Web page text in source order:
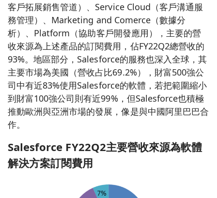
客戶拓展銷售管道）、Service Cloud（客戶溝通服
務管理）、Marketing and Comerce（數據分
析）、Platform（協助客戶開發應用），主要的營
收來源為上述產品的訂閱費用，佔FY22Q2總營收的
93%。地區部分，Salesforce的服務也深入全球，其
主要市場為美國（營收占比69.2%），財富500強公
司中有近83%使用Salesforce的軟體，若把範圍縮小
到財富100強公司則有近99%，但Salesforce也積極
推動歐洲與亞洲市場的發展，像是與中國阿里巴巴合
作。
Salesforce FY22Q2主要營收來源為軟體
解決方案訂閱費用